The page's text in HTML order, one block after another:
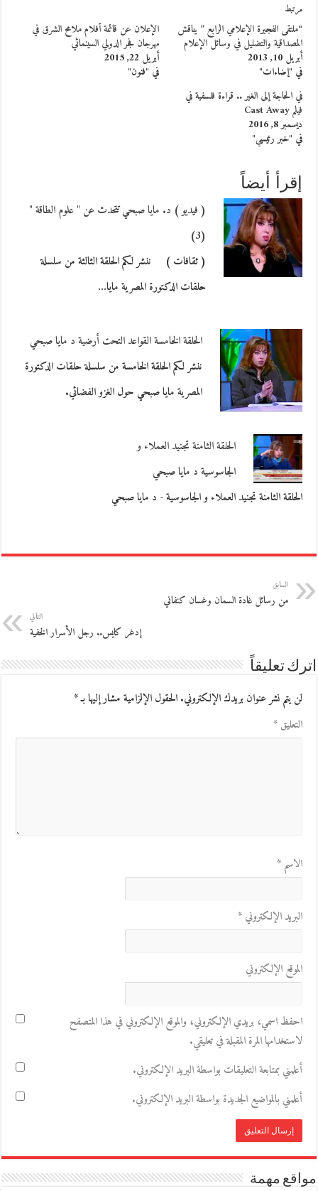
مرتبط
“ملتقى الفجيرة الإعلامي الرابع ” يناقش
المصداقية والتضليل في وسائل الإعلام
أبريل 10, 2013
في "إضاءات"
الإعلان عن قائمة أفلام ملامح الشرق في
مهرجان فجر الدولي السينمائي
أبريل 22, 2015
في "فنون"
في الحاجة إلى الغير .. قراءة فلسفية في
فيلم Cast Away
ديسمبر 8, 2016
في "خبر رئيسي"
إقرأ أيضاً
( فيديو ) د. مايا صبحي تتحدث عن " علوم الطاقة "
(3)
( ثقافات ) ننشر لكم الحلقة الثالثة من سلسلة
حلقات الدكتورة المصرية مايا…
الحلقة الخامسة القواعد التحت أرضية د مايا صبحي
ننشر لكم الحلقة الخامسة من سلسلة حلقات الدكتورة
المصرية مايا صبحي حول الغزو الفضائي.
الحلقة الثامنة تجنيد العملاء و
الجاسوسية د مايا صبحي
الحلقة الثامنة تجنيد العملاء و الجاسوسية - د مايا صبحي
السابق
من رسائل غادة السمان وغسان كنفاني
التالي
إدغر كايس.. رجل الأسرار الخفية
اترك تعليقاً
لن يتم نشر عنوان بريدك الإلكتروني.الحقول الإلزامية مشار إليها بـ*
التعليق*
الاسم*
البريد الإلكتروني*
الموقع الإلكتروني
احفظ اسمي، بريدي الإلكتروني، والموقع الإلكتروني في هذا المتصفح
لاستخدامها المرة المقبلة في تعليقي.
أعلمني بمتابعة التعليقات بواسطة البريد الإلكتروني.
أعلمني بالمواضيع الجديدة بواسطة البريد الإلكتروني.
مواقع مهمة